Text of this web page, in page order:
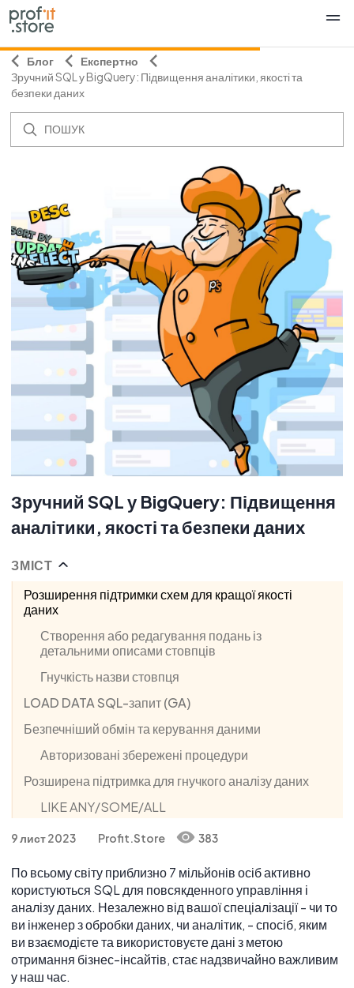
Блог
Експертно
Зручний SQL у BigQuery: Підвищення аналітики, якості та
безпеки даних
Зручний SQL у BigQuery: Підвищення
аналітики, якості та безпеки даних
ЗМІСТ
Розширення підтримки схем для кращої якості
даних
Створення або редагування подань із
детальними описами стовпців
Гнучкість назви стовпця
LOAD DATA SQL-запит (GA)
Безпечніший обмін та керування даними
Авторизовані збережені процедури
Розширена підтримка для гнучкого аналізу даних
LIKE ANY/SOME/ALL
LIKE ALL: ви можете відфільтрувати рядки за
полями, які відповідають усім зазначеним
ANY_VALUE (HAVING MAX | MIN) (GA)
Підтримка індексів для масивів і структур (GA)
Більше функцій BigQuery, які тепер є GA
Видалення/перейменування стовпця
9 лист 2023 Profit.Store 383
По всьому світу приблизно 7 мільйонів осіб активно
користуються SQL для повсякденного управління і
аналізу даних. Незалежно від вашої спеціалізації - чи то
ви інженер з обробки даних, чи аналітик, - спосіб, яким
ви взаємодієте та використовуєте дані з метою
отримання бізнес-інсайтів, стає надзвичайно важливим
у наш час.